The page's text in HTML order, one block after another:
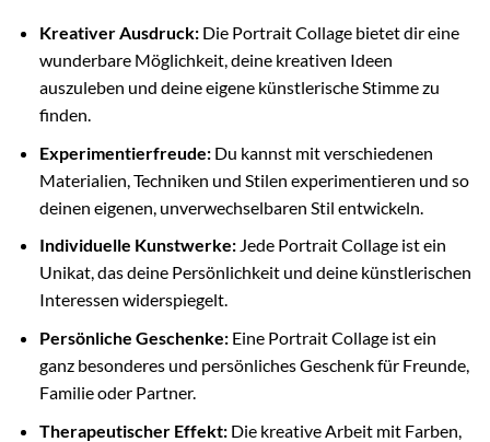
Kreativer Ausdruck:Die Portrait Collage bietet dir eine
wunderbare Möglichkeit, deine kreativen Ideen
auszuleben und deine eigene künstlerische Stimme zu
finden.
Experimentierfreude:Du kannst mit verschiedenen
Materialien, Techniken und Stilen experimentieren und so
deinen eigenen, unverwechselbaren Stil entwickeln.
Individuelle Kunstwerke:Jede Portrait Collage ist ein
Unikat, das deine Persönlichkeit und deine künstlerischen
Interessen widerspiegelt.
Persönliche Geschenke:Eine Portrait Collage ist ein
ganz besonderes und persönliches Geschenk für Freunde,
Familie oder Partner.
Therapeutischer Effekt:Die kreative Arbeit mit Farben,